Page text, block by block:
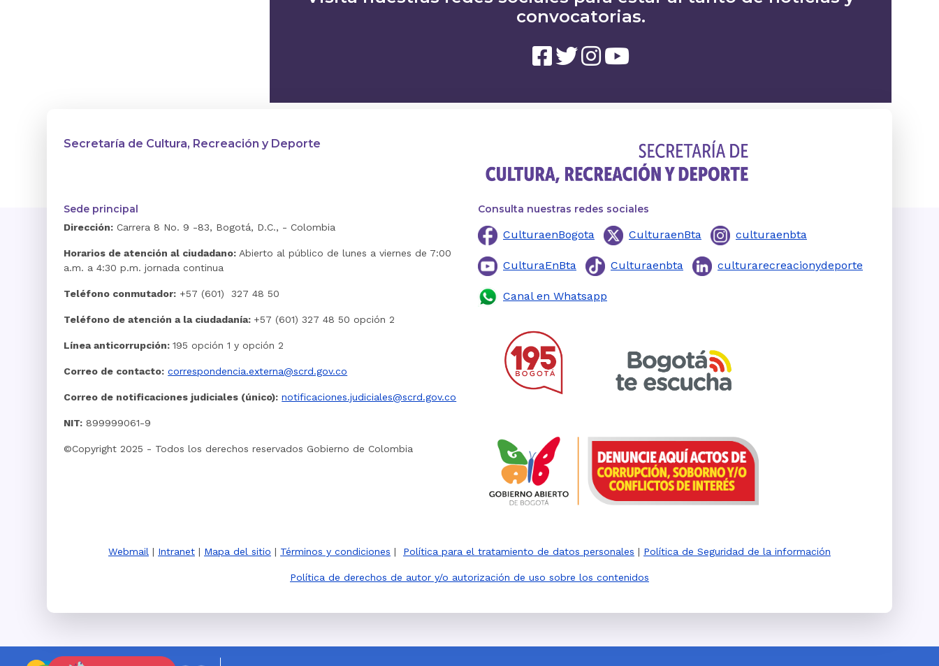
convocatorias.
Secretaría de Cultura, Recreación y Deporte
Sede principal
Dirección: Carrera 8 No. 9 -83, Bogotá, D.C., - Colombia
Horarios de atención al ciudadano: Abierto al público de lunes a viernes de 7:00
a.m. a 4:30 p.m. jornada continua
Teléfono conmutador: +57 (601) 327 48 50
Teléfono de atención a la ciudadanía: +57 (601) 327 48 50 opción 2
Línea anticorrupción:195 opción 1 y opción 2
Correo de contacto: correspondencia.externa@scrd.gov.co
Correo de notificaciones judiciales (único): notificaciones.judiciales@scrd.gov.co
NIT: 899999061-9
©Copyright 2025 - Todos los derechos reservados Gobierno de Colombia
Consulta nuestras redes sociales
CulturaenBogota CulturaenBta culturaenbta
CulturaEnBta Culturaenbta culturarecreacionydeporte
Canal en Whatsapp
Webmail | Intranet | Mapa del sitio | Términos y condiciones | Política para el tratamiento de datos personales | Política de Seguridad de la información
Política de derechos de autor y/o autorización de uso sobre los contenidos